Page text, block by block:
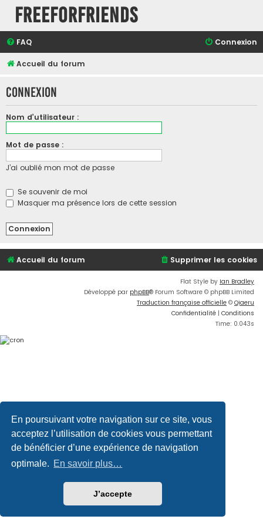
En poursuivant votre navigation sur ce site, vous
acceptez l’utilisation de cookies vous permettant
de bénéficier d’une expérience de navigation
optimale. En savoir plus…
J’accepte
FreeForFriends
FAQ Connexion
Accueil du forum
Connexion
Nom d’utilisateur :
Mot de passe :
J’ai oublié mon mot de passe
Se souvenir de moi
Masquer ma présence lors de cette session
Accueil du forum Supprimer les cookies
Flat Style by Ian Bradley
Développé par phpBB® Forum Software © phpBB Limited
Traduction française officielle © Qiaeru
Confidentialité | Conditions
Time: 0.043s